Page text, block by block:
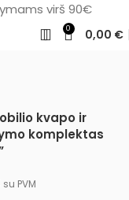
virš 90€
0 0,00 €
kvapo ir
komplektas
su PVM